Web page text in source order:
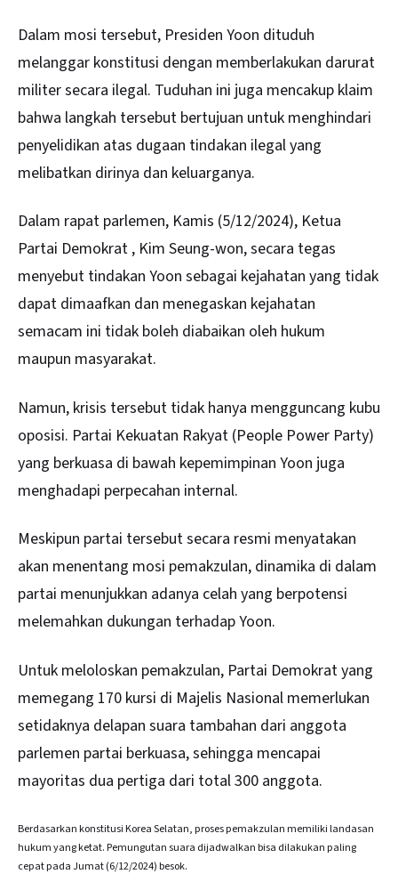
Dalam mosi tersebut, Presiden Yoon dituduh
melanggar konstitusi dengan memberlakukan darurat
militer secara ilegal. Tuduhan ini juga mencakup klaim
bahwa langkah tersebut bertujuan untuk menghindari
penyelidikan atas dugaan tindakan ilegal yang
melibatkan dirinya dan keluarganya.
Dalam rapat parlemen, Kamis (5/12/2024), Ketua
Partai Demokrat , Kim Seung-won, secara tegas
menyebut tindakan Yoon sebagai kejahatan yang tidak
dapat dimaafkan dan menegaskan kejahatan
semacam ini tidak boleh diabaikan oleh hukum
maupun masyarakat.
Namun, krisis tersebut tidak hanya mengguncang kubu
oposisi. Partai Kekuatan Rakyat (People Power Party)
yang berkuasa di bawah kepemimpinan Yoon juga
menghadapi perpecahan internal.
Meskipun partai tersebut secara resmi menyatakan
akan menentang mosi pemakzulan, dinamika di dalam
partai menunjukkan adanya celah yang berpotensi
melemahkan dukungan terhadap Yoon.
Untuk meloloskan pemakzulan, Partai Demokrat yang
memegang 170 kursi di Majelis Nasional memerlukan
setidaknya delapan suara tambahan dari anggota
parlemen partai berkuasa, sehingga mencapai
mayoritas dua pertiga dari total 300 anggota.
Berdasarkan konstitusi Korea Selatan, proses pemakzulan memiliki landasan
hukum yang ketat. Pemungutan suara dijadwalkan bisa dilakukan paling
cepat pada Jumat (6/12/2024) besok.